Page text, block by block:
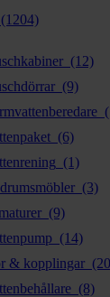
(1204)
(12)
(9)
(6)
(1)
(3)
(9)
(14)
& kopplingar
(8)